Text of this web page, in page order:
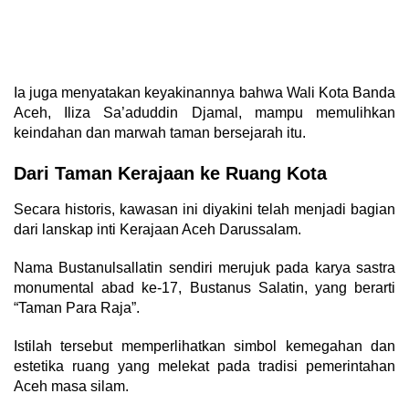
Ia juga menyatakan keyakinannya bahwa Wali Kota Banda
Aceh, Iliza Sa’aduddin Djamal, mampu memulihkan
keindahan dan marwah taman bersejarah itu.
Dari Taman Kerajaan ke Ruang Kota
Secara historis, kawasan ini diyakini telah menjadi bagian
dari lanskap inti Kerajaan Aceh Darussalam.
Nama Bustanulsallatin sendiri merujuk pada karya sastra
monumental abad ke-17, Bustanus Salatin, yang berarti
“Taman Para Raja”.
Istilah tersebut memperlihatkan simbol kemegahan dan
estetika ruang yang melekat pada tradisi pemerintahan
Aceh masa silam.